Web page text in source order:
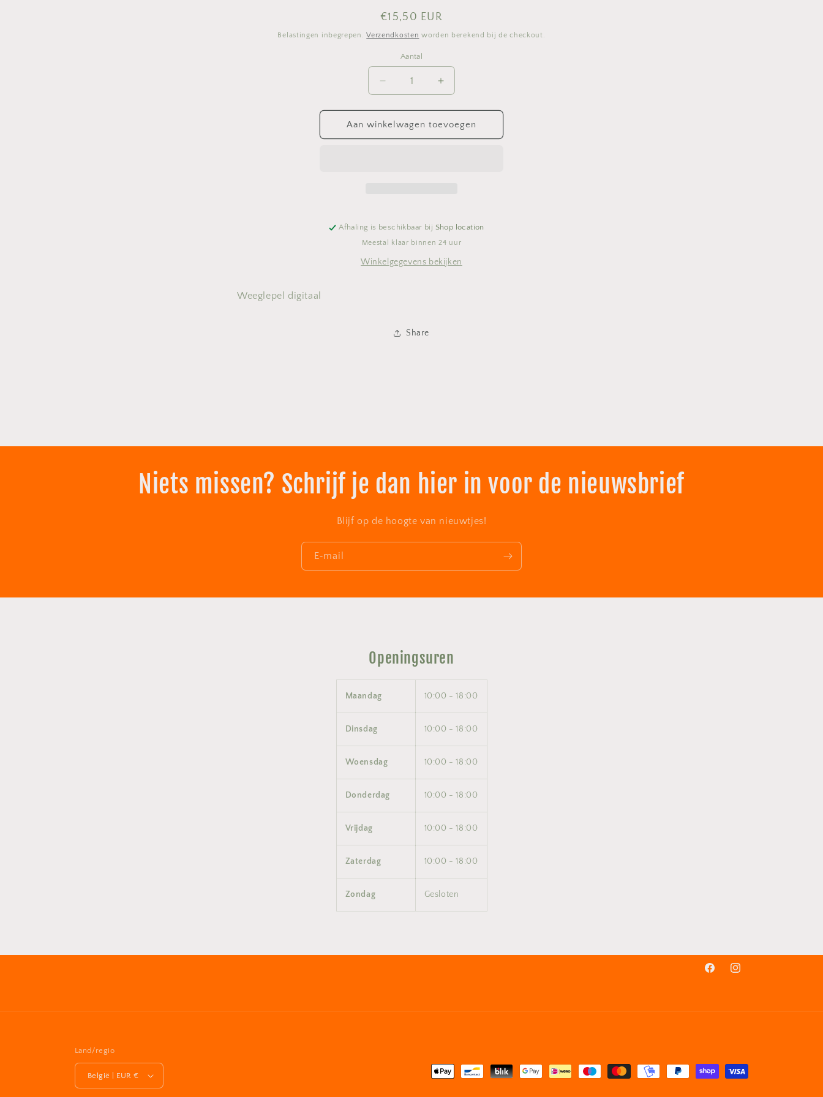
Normale
prijs
€15,50 EUR
Belastingen inbegrepen.Verzendkosten worden berekend bij de checkout.
Aantal
Aantal
Aantal
verlagen
voor
Weeglepel
digitaal
Aantal
verhogen
voor
Weeglepel
digitaal
Aan winkelwagen toevoegen
Afhaling is beschikbaar bij Shop location
Meestal klaar binnen 24 uur
Winkelgegevens bekijken
Weeglepel digitaal
Share
Niets missen? Schrijf je dan hier in voor de nieuwsbrief
Blijf op de hoogte van nieuwtjes!
E‑mail
Openingsuren
Maandag 10:00 - 18:00
Dinsdag 10:00 - 18:00
Woensdag 10:00 - 18:00
Donderdag 10:00 - 18:00
Vrijdag 10:00 - 18:00
Zaterdag 10:00 - 18:00
Zondag Gesloten
FacebookInstagram
Land/regio
België | EUR € Betaalmethoden